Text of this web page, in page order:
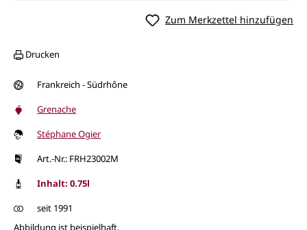
Zum Merkzettel hinzufügen
Drucken
Frankreich - Südrhône
Grenache
Stéphane Ogier
Art.-Nr.: FRH23002M
Inhalt: 0.75l
seit 1991
Abbildung ist beispielhaft.